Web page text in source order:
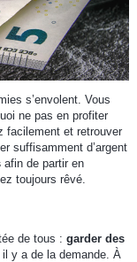
s’envolent. Vous
ne pas en profiter
facilement et retrouver
suffisamment d’argent
afin de partir en
toujours rêvé.
de tous : garder des
y a de la demande. À